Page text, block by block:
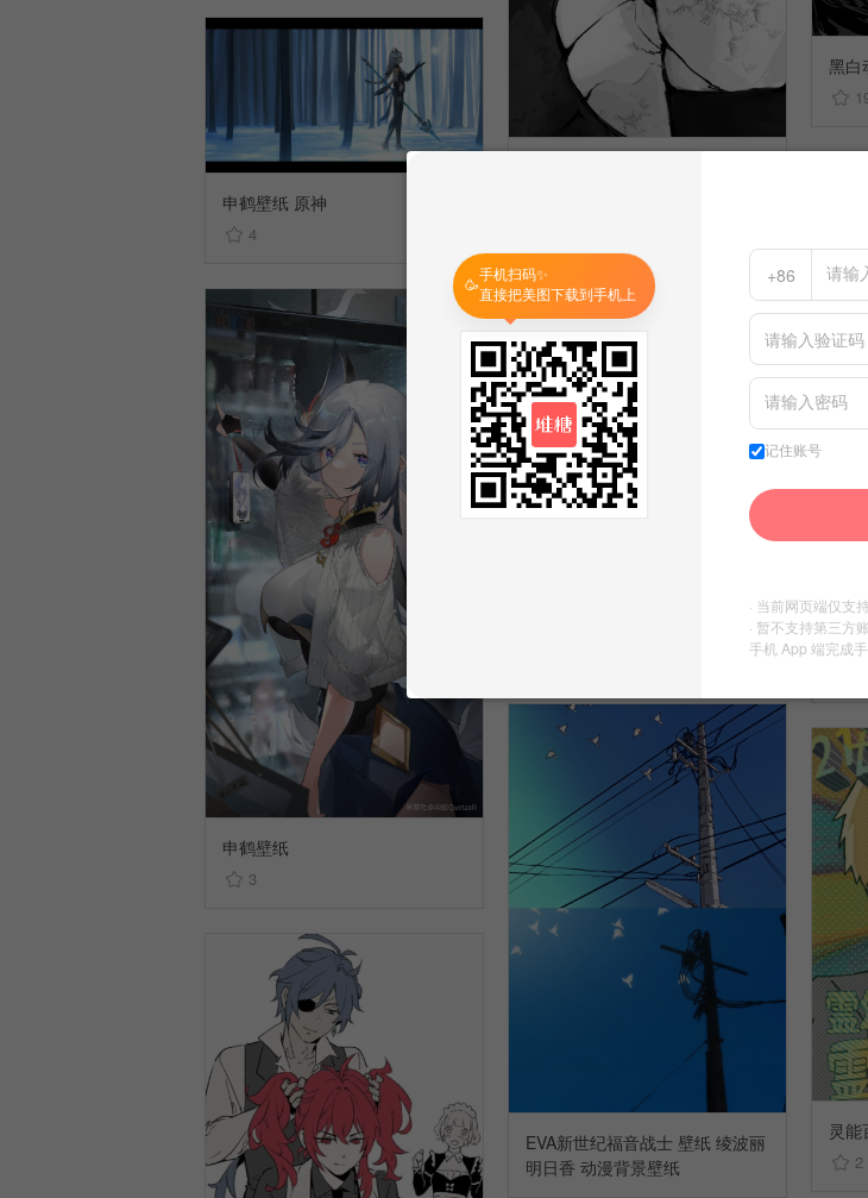
黑白
申鹤壁纸 原神
4
申鹤
申鹤壁纸
3
EVA新世纪福音战士 壁纸 绫波丽
明日香 动漫背景壁纸
灵
2
🥳手机扫码✨
直接把美图下载到手机上
+86
记住账号
· 当前网页端仅支
· 暂不支持第三方
手机 App 端完成